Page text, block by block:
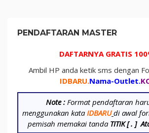
PENDAFTARAN MASTER
DAFTARNYA GRATIS
Ambil HP anda ketik sms dengan
IDBARU.Nama-Outlet.
Note : Format pendaftaran
menggunakan kata IDBARU di awal
pemisah memakai tanda TITIK [ . ]